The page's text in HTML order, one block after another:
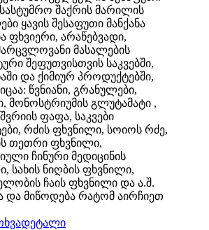
სასტუმრო შაქრის მარილის
ყავის შესაფუთი მანქანა
ფხვიერი, არაწებვადი,
მასალების
შეფუთვისთვის საკვებში,
და ქიმიურ პროდუქტებში,
წვნიანი, გრანულები,
მონოსტრიუმის გლუტამატი ,
ფაფა, საკვები
რძის ფხვნილი, სოიოს რძე,
თეთრი ფხვნილი,
ჩინური მედიცინის
სახის ნიღბის ფხვნილი,
ჩაის ფხვნილი და ა.შ.
და მიწოდება რატომ აირჩიეთ
დეტალი